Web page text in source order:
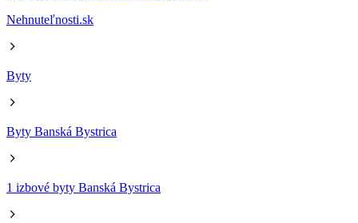
Nehnuteľnosti.sk
Byty
Byty Banská Bystrica
1 izbové byty Banská Bystrica